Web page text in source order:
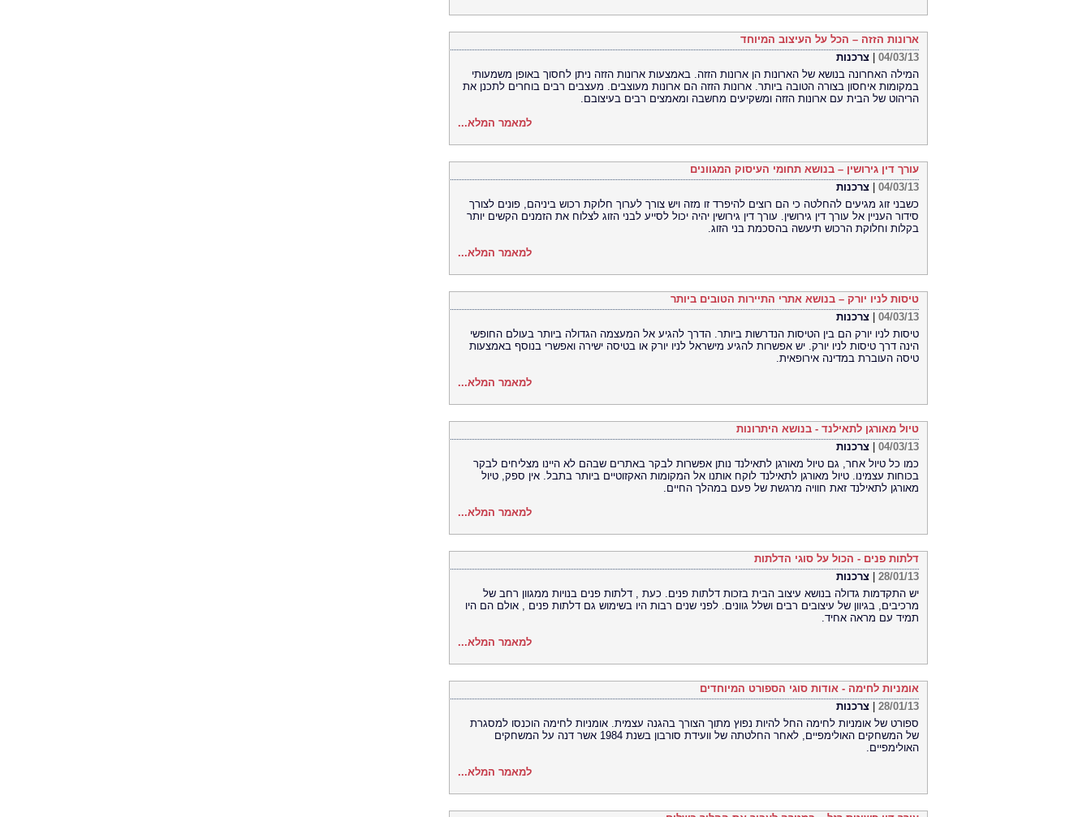
ארונות הזזה – הכל על העיצוב המיוחד
04/03/13
צרכנות
המילה האחרונה בנושא של הארונות הן ארונות הזזה. באמצעות ארונות הזזה ניתן לחסוך באופן משמעותי
במקומות איחסון בצורה הטובה ביותר. ארונות הזזה הם ארונות מעוצבים. מעצבים רבים בוחרים לתכנן את
הריהוט של הבית עם ארונות הזזה ומשקיעים מחשבה ומאמצים רבים בעיצובם.
למאמר המלא...
עורך דין גירושין – בנושא תחומי העיסוק המגוונים
04/03/13
צרכנות
כשבני זוג מגיעים להחלטה כי הם רוצים להיפרד זו מזה ויש צורך לערוך חלוקת רכוש ביניהם, פונים לצורך
סידור העניין אל עורך דין גירושין. עורך דין גירושין יהיה יכול לסייע לבני הזוג לצלוח את הזמנים הקשים יותר
בקלות וחלוקת הרכוש תיעשה בהסכמת בני הזוג.
למאמר המלא...
טיסות לניו יורק – בנושא אתרי התיירות הטובים ביותר
04/03/13
צרכנות
טיסות לניו יורק הם בין הטיסות הנדרשות ביותר. הדרך להגיע אל המעצמה הגדולה ביותר בעולם החופשי
הינה דרך טיסות לניו יורק. יש אפשרות להגיע מישראל לניו יורק או בטיסה ישירה ואפשרי בנוסף באמצעות
טיסה העוברת במדינה אירופאית.
למאמר המלא...
טיול מאורגן לתאילנד - בנושא היתרונות
04/03/13
צרכנות
כמו כל טיול אחר, גם טיול מאורגן לתאילנד נותן אפשרות לבקר באתרים שבהם לא היינו מצליחים לבקר
בכוחות עצמינו. טיול מאורגן לתאילנד לוקח אותנו אל המקומות האקזוטיים ביותר בתבל. אין ספק, טיול
מאורגן לתאילנד זאת חוויה מרגשת של פעם במהלך החיים.
למאמר המלא...
דלתות פנים - הכול על סוגי הדלתות
28/01/13
צרכנות
יש התקדמות גדולה בנושא עיצוב הבית בזכות דלתות פנים. כעת , דלתות פנים בנויות ממגוון רחב של
מרכיבים, בגיוון של עיצובים רבים ושלל גוונים. לפני שנים רבות היו בשימוש גם דלתות פנים , אולם הם היו
תמיד עם מראה אחיד.
למאמר המלא...
אומניות לחימה - אודות סוגי הספורט המיוחדים
28/01/13
צרכנות
ספורט של אומניות לחימה החל להיות נפוץ מתוך הצורך בהגנה עצמית. אומניות לחימה הוכנסו למסגרת
של המשחקים האולימפיים, לאחר החלטתה של וועידת סורבון בשנת 1984 אשר דנה על המשחקים
האולימפיים.
למאמר המלא...